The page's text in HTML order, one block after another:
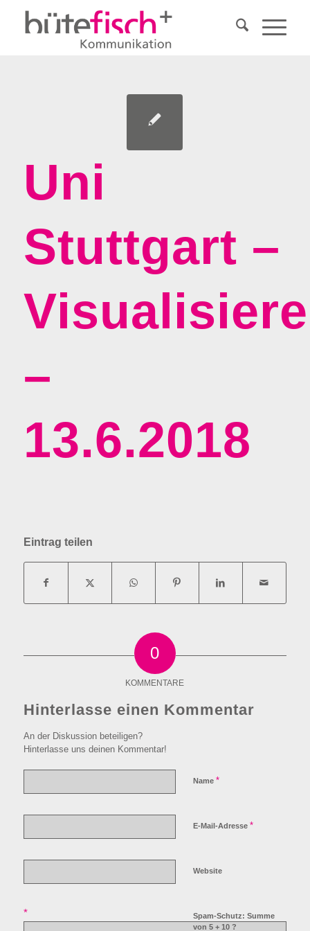
Uni
Stuttgart –
–
13.6.2018
Eintrag teilen
0
KOMMENTARE
Hinterlasse einen Kommentar
An der Diskussion beteiligen?
Hinterlasse uns deinen Kommentar!
Name *
E-Mail-Adresse *
Website
Spam-Schutz: Summe
von 5 + 10 ?
*